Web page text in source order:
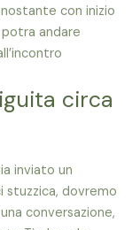
con inizio
andare
circa
inviato un
stuzzica, dovremo
conversazione,